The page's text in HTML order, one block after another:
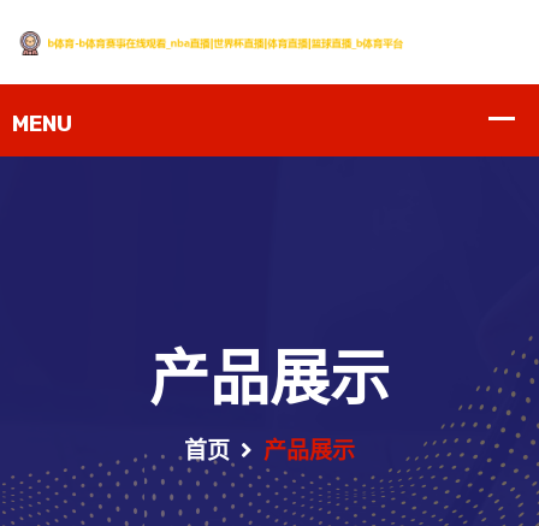
产品展示
首页 产品展示